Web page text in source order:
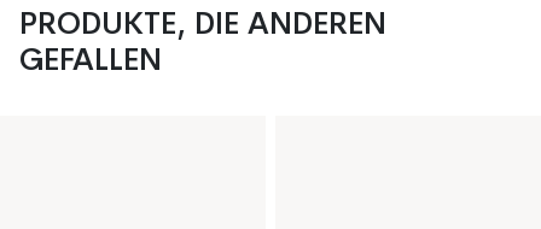
PRODUKTE, DIE ANDEREN
GEFALLEN